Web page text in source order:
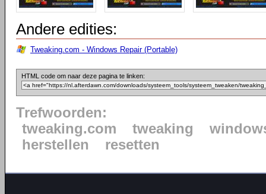
Andere edities:
Tweaking.com - Windows Repair (Portable)
HTML code om naar deze pagina te linken:
Trefwoorden:
tweaking.com
tweaking
herstellen
resetten